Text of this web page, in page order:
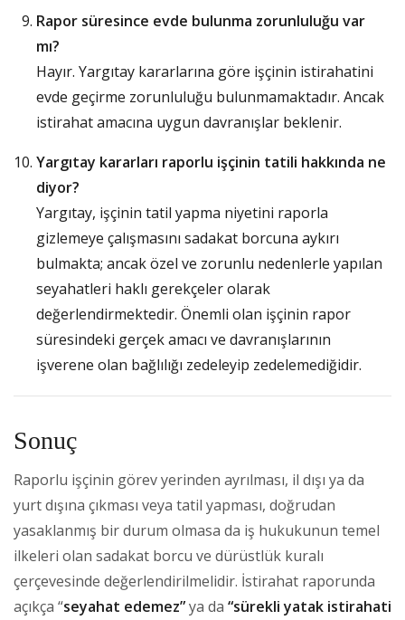
Rapor süresince evde bulunma zorunluluğu var
mı?
Hayır. Yargıtay kararlarına göre işçinin istirahatini
evde geçirme zorunluluğu bulunmamaktadır. Ancak
istirahat amacına uygun davranışlar beklenir.
Yargıtay kararları raporlu işçinin tatili hakkında ne
diyor?
Yargıtay, işçinin tatil yapma niyetini raporla
gizlemeye çalışmasını sadakat borcuna aykırı
bulmakta; ancak özel ve zorunlu nedenlerle yapılan
seyahatleri haklı gerekçeler olarak
değerlendirmektedir. Önemli olan işçinin rapor
süresindeki gerçek amacı ve davranışlarının
işverene olan bağlılığı zedeleyip zedelemediğidir.
Sonuç
Raporlu işçinin görev yerinden ayrılması, il dışı ya da
yurt dışına çıkması veya tatil yapması, doğrudan
yasaklanmış bir durum olmasa da iş hukukunun temel
ilkeleri olan sadakat borcu ve dürüstlük kuralı
çerçevesinde değerlendirilmelidir. İstirahat raporunda
açıkça “seyahat edemez”ya da “sürekli yatak istirahati